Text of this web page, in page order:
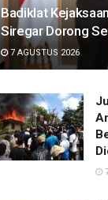
Badiklat
Siregar Dorong
7 AGUSTUS 2026